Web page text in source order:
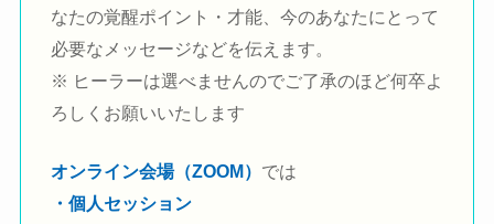
なたの覚醒ポイント・才能、今のあなたにとって
必要なメッセージなどを伝えます。
※ ヒーラーは選べませんのでご了承のほど何卒よ
ろしくお願いいたします
オンライン会場（ZOOM） では
・個人セッション